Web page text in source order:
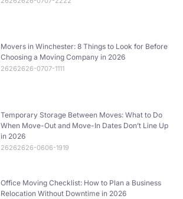
Movers in Winchester: 8 Things to Look for Before
Choosing a Moving Company in 2026
26262626-0707-1111
Temporary Storage Between Moves: What to Do
When Move-Out and Move-In Dates Don’t Line Up
in 2026
26262626-0606-1919
Office Moving Checklist: How to Plan a Business
Relocation Without Downtime in 2026